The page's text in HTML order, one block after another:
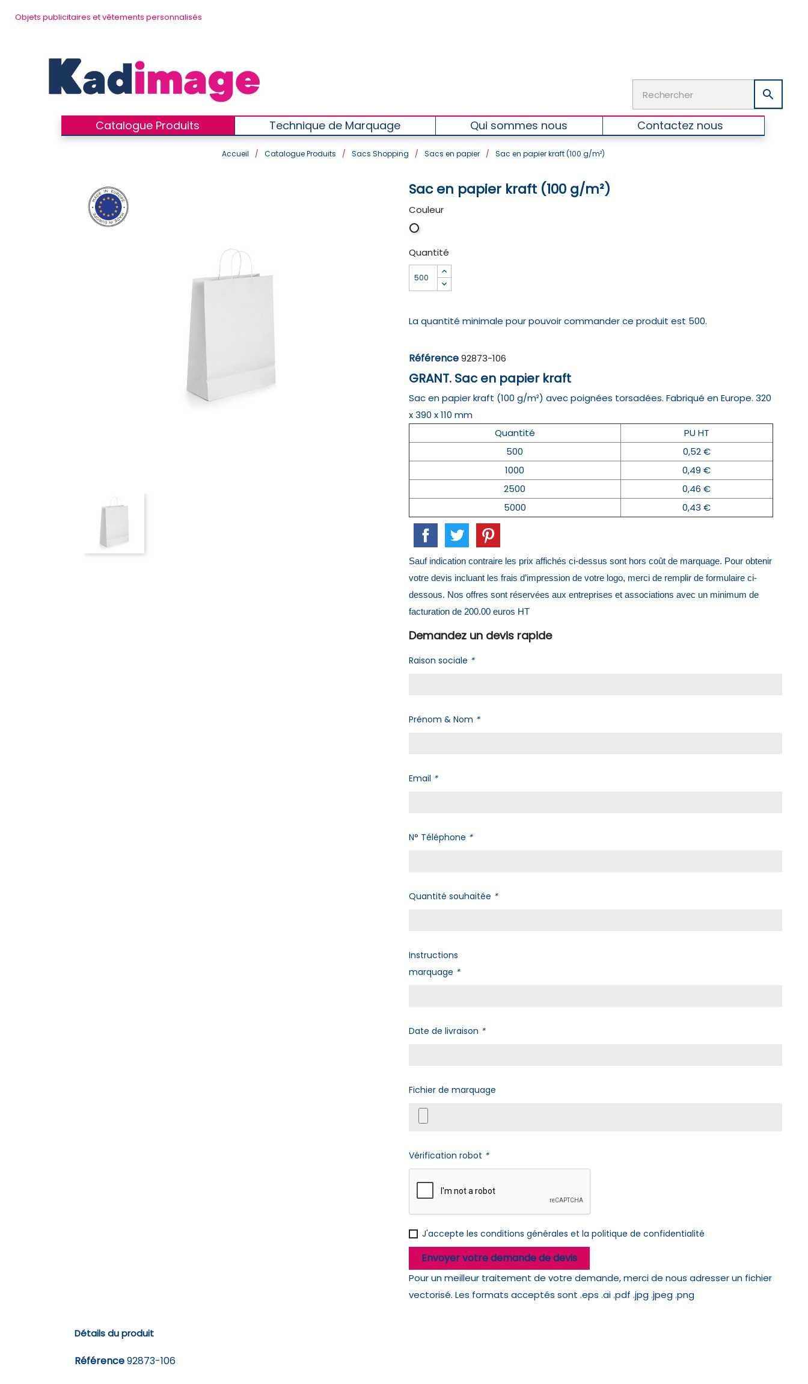
Objets publicitaires et vêtements personnalisés

Catalogue Produits Technique de Marquage Qui sommes nous Contactez nous
Accueil / Catalogue Produits / Sacs Shopping / Sacs en papier / Sac en papier kraft (100 g/m²)
Sac en papier kraft (100 g/m²)
Couleur
Blanc
Quantité
La quantité minimale pour pouvoir commander ce produit est 500.
Référence 92873-106
GRANT. Sac en papier kraft
Sac en papier kraft (100 g/m²) avec poignées torsadées. Fabriqué en Europe. 320
x 390 x 110 mm
Quantité
PU HT
500
0,52 €
1000
0,49 €
2500
0,46 €
5000
0,43 €
Sauf indication contraire les prix affichés ci-dessus sont hors coût de marquage. Pour obtenir
votre devis incluant les frais d’impression de votre logo, merci de remplir de formulaire ci-
dessous. Nos offres sont réservées aux entreprises et associations avec un minimum de
facturation de 200.00 euros HT
Demandez un devis rapide
Raison sociale *
Prénom & Nom *
Email *
N° Téléphone *
Quantité souhaitée *
Instructions
marquage *
Date de livraison *
Fichier de marquage
Vérification robot *
J'accepte les conditions générales et la politique de confidentialité
Envoyer votre demande de devis
Pour un meilleur traitement de votre demande, merci de nous adresser un fichier
vectorisé. Les formats acceptés sont .eps .ai .pdf .jpg .jpeg .png
Détails du produit
Référence92873-106